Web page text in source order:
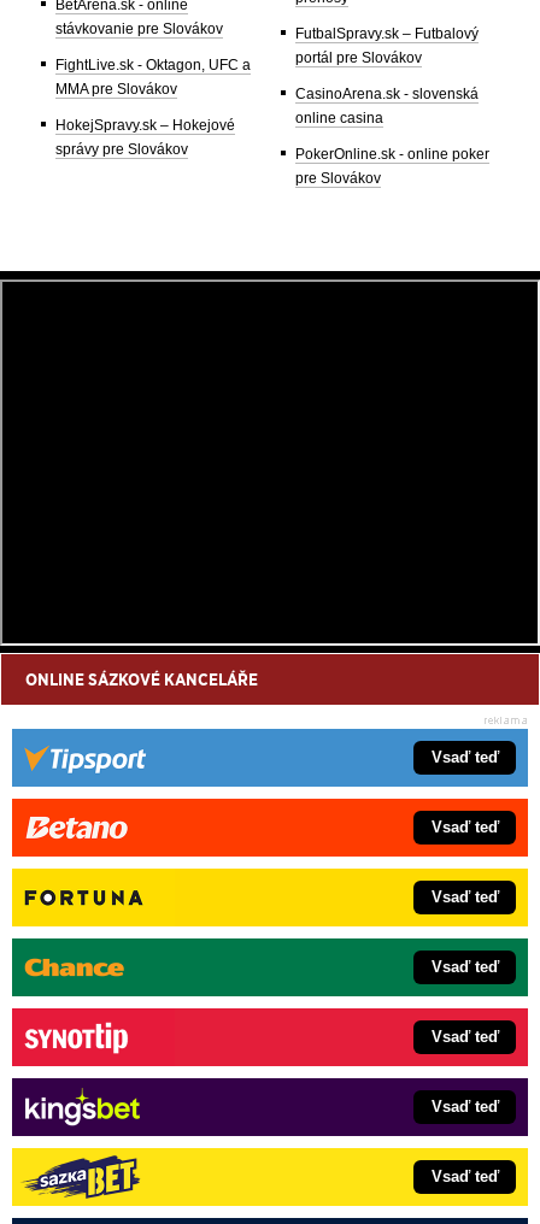
BetArena.sk - online
stávkovanie pre Slovákov
FightLive.sk - Oktagon, UFC a
MMA pre Slovákov
HokejSpravy.sk – Hokejové
správy pre Slovákov
FutbalSpravy.sk – Futbalový
portál pre Slovákov
CasinoArena.sk - slovenská
online casina
PokerOnline.sk - online poker
pre Slovákov
ONLINE SÁZKOVÉ KANCELÁŘE
Vsaď teď
Vsaď teď
Vsaď teď
Vsaď teď
Vsaď teď
Vsaď teď
Vsaď teď